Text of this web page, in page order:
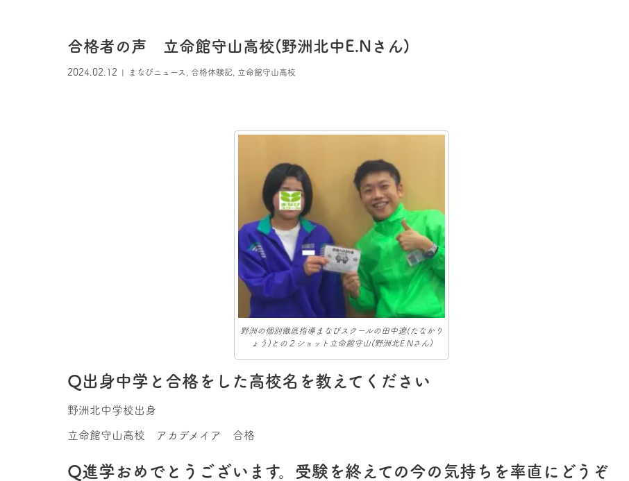
合格者の声 立命館守山高校(野洲北中E.Nさん)
2024.02.12 まなびニュース 合格体験記 立命館守山高校
野洲の個別徹底指導まなびスクールの田中遼(たなかり
ょう)との２ショット立命館守山(野洲北E.Nさん)
Q出身中学と合格をした高校名を教えてください
野洲北中学校出身
立命館守山高校 アカデメイア 合格
Q進学おめでとうございます。受験を終えての今の気持ちを率直にどうぞ